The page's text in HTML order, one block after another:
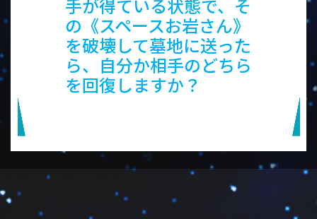
手が得ている状態で、そ
の《スペースお岩さん》
を破壊して墓地に送った
ら、自分か相手のどちら
を回復しますか？